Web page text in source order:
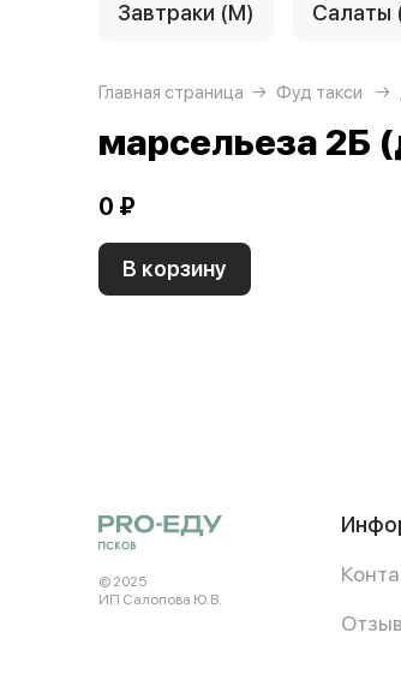
Завтраки (М) Салаты
Главная страница Фуд такси
марсельеза 2Б
0 ₽
В корзину
© 2025
ИП Салопова Ю. В.